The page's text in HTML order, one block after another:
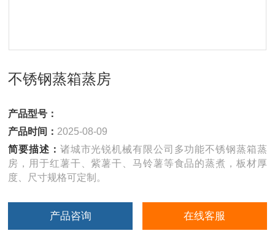
不锈钢蒸箱蒸房
产品型号：
产品时间： 2025-08-09
简要描述： 诸城市光锐机械有限公司多功能不锈钢蒸箱蒸
房，用于红薯干、紫薯干、马铃薯等食品的蒸煮，板材厚
度、尺寸规格可定制。
产品咨询 在线客服